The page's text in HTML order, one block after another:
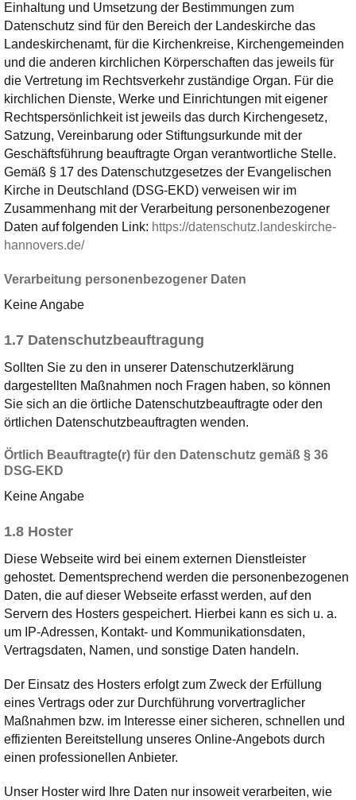
Einhaltung und Umsetzung der Bestimmungen zum
Datenschutz sind für den Bereich der Landeskirche das
Landeskirchenamt, für die Kirchenkreise, Kirchengemeinden
und die anderen kirchlichen Körperschaften das jeweils für
die Vertretung im Rechtsverkehr zuständige Organ. Für die
kirchlichen Dienste, Werke und Einrichtungen mit eigener
Rechtspersönlichkeit ist jeweils das durch Kirchengesetz,
Satzung, Vereinbarung oder Stiftungsurkunde mit der
Geschäftsführung beauftragte Organ verantwortliche Stelle.
Gemäß § 17 des Datenschutzgesetzes der Evangelischen
Kirche in Deutschland (DSG-EKD) verweisen wir im
Zusammenhang mit der Verarbeitung personenbezogener
Daten auf folgenden Link: https://datenschutz.landeskirche-
hannovers.de/
Verarbeitung personenbezogener Daten
Keine Angabe
1.7 Datenschutzbeauftragung
Sollten Sie zu den in unserer Datenschutzerklärung
dargestellten Maßnahmen noch Fragen haben, so können
Sie sich an die örtliche Datenschutzbeauftragte oder den
örtlichen Datenschutzbeauftragten wenden.
Örtlich Beauftragte(r) für den Datenschutz gemäß § 36
DSG-EKD
Keine Angabe
1.8 Hoster
Diese Webseite wird bei einem externen Dienstleister
gehostet. Dementsprechend werden die personenbezogenen
Daten, die auf dieser Webseite erfasst werden, auf den
Servern des Hosters gespeichert. Hierbei kann es sich u. a.
um IP-Adressen, Kontakt- und Kommunikationsdaten,
Vertragsdaten, Namen, und sonstige Daten handeln.
Der Einsatz des Hosters erfolgt zum Zweck der Erfüllung
eines Vertrags oder zur Durchführung vorvertraglicher
Maßnahmen bzw. im Interesse einer sicheren, schnellen und
effizienten Bereitstellung unseres Online-Angebots durch
einen professionellen Anbieter.
Unser Hoster wird Ihre Daten nur insoweit verarbeiten, wie